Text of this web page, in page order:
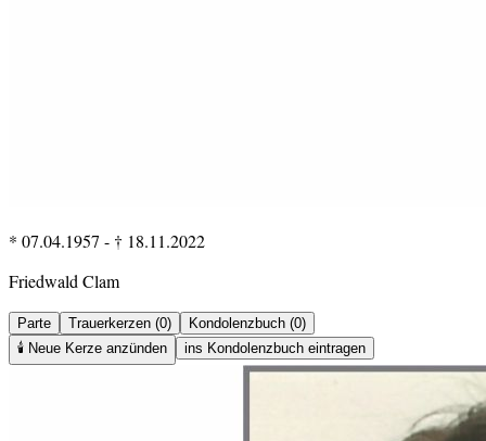
* 07.04.1957 - † 18.11.2022
Friedwald Clam
Parte Trauerkerzen (0)
Kondolenzbuch (0)
🕯️ Neue Kerze anzünden ins Kondolenzbuch eintragen